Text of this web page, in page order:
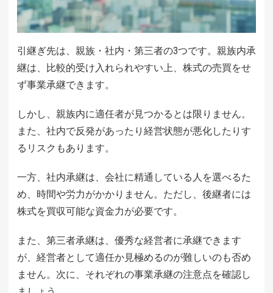
引継ぎ先は、親族・社内・第三者の3つです。親族内承
継は、比較的受け入れられやすい上、株式の売買をせ
ず事業承継できます。
しかし、親族内に適任者が見つかるとは限りません。
また、社内で反発があったり経営状態が悪化したりす
るリスクもあります。
一方、社内承継は、会社に精通している人を選べるた
め、時間や労力がかかりません。ただし、後継者には
株式を買収可能な資金力が必要です。
また、第三者承継は、優秀な経営者に承継できます
が、経営者として適任か見極めるのが難しいのも否め
ません。次に、それぞれの事業承継の注意点を確認し